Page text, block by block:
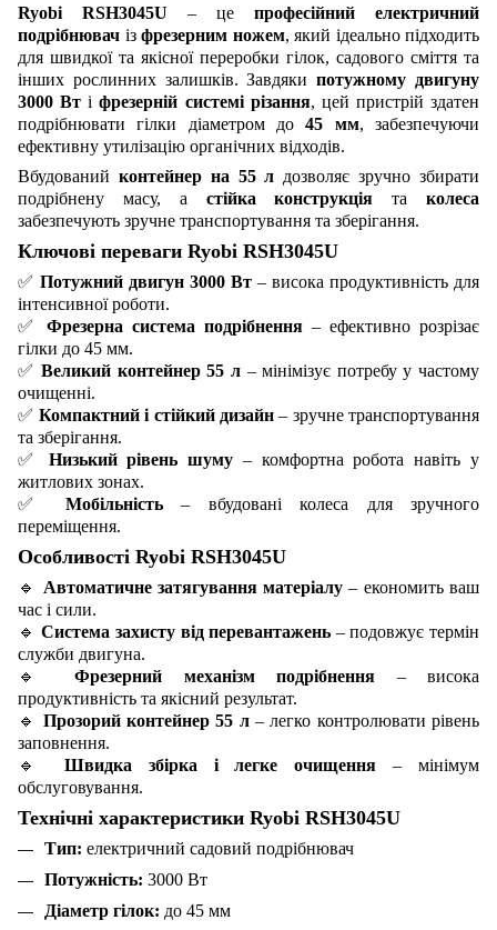
Ryobi RSH3045U – це професійний електричний
подрібнювач із фрезерним ножем, який ідеально підходить
для швидкої та якісної переробки гілок, садового сміття та
інших рослинних залишків. Завдякипотужному двигуну
3000 Вт іфрезерній системі різання, цей пристрій здатен
подрібнювати гілки діаметром до45 мм, забезпечуючи
ефективну утилізацію органічних відходів.
Вбудований контейнер на 55 л дозволяє зручно збирати
подрібнену масу, а стійка конструкція таколеса
забезпечують зручне транспортування та зберігання.
Ключові переваги Ryobi RSH3045U
✅ Потужний двигун 3000 Вт – висока продуктивність для
інтенсивної роботи.
✅
Фрезерна система подрібнення – ефективно розрізає
гілки до 45 мм.
✅ Великий контейнер 55 л – мінімізує потребу у частому
очищенні.
✅ Компактний і стійкий дизайн– зручне транспортування
та зберігання.
✅
Низький рівень шуму – комфортна робота навіть у
житлових зонах.
✅
Мобільність– вбудовані колеса для зручного
переміщення.
Особливості Ryobi RSH3045U
🔹 Автоматичне затягування матеріалу – економить ваш
час і сили.
🔹 Система захисту від перевантажень – подовжує термін
служби двигуна.
🔹
Фрезерний механізм подрібнення – висока
продуктивність та якісний результат.
🔹
Прозорий контейнер 55 л– легко контролювати рівень
заповнення.
🔹
Швидка збірка і легке очищення – мінімум
обслуговування.
Технічні характеристики Ryobi RSH3045U
Тип: електричний садовий подрібнювач
Потужність: 3000 Вт
Діаметр гілок: до 45 мм